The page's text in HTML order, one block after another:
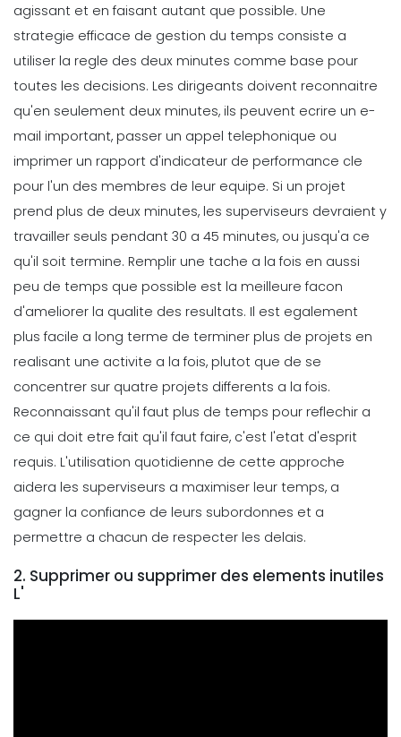
agissant et en faisant autant que possible. Une
strategie efficace de gestion du temps consiste a
utiliser la regle des deux minutes comme base pour
toutes les decisions. Les dirigeants doivent reconnaitre
qu'en seulement deux minutes, ils peuvent ecrire un e-
mail important, passer un appel telephonique ou
imprimer un rapport d'indicateur de performance cle
pour l'un des membres de leur equipe. Si un projet
prend plus de deux minutes, les superviseurs devraient y
travailler seuls pendant 30 a 45 minutes, ou jusqu'a ce
qu'il soit termine. Remplir une tache a la fois en aussi
peu de temps que possible est la meilleure facon
d'ameliorer la qualite des resultats. Il est egalement
plus facile a long terme de terminer plus de projets en
realisant une activite a la fois, plutot que de se
concentrer sur quatre projets differents a la fois.
Reconnaissant qu'il faut plus de temps pour reflechir a
ce qui doit etre fait qu'il faut faire, c'est l'etat d'esprit
requis. L'utilisation quotidienne de cette approche
aidera les superviseurs a maximiser leur temps, a
gagner la confiance de leurs subordonnes et a
permettre a chacun de respecter les delais.
2. Supprimer ou supprimer des elements inutiles
L'